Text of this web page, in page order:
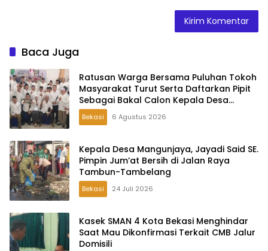
Baca Juga
Ratusan Warga Bersama Puluhan Tokoh
Masyarakat Turut Serta Daftarkan Pipit
Sebagai Bakal Calon Kepala Desa
Lambangsari
Bekasi 6 Agustus 2026
Kepala Desa Mangunjaya, Jayadi Said SE.
Pimpin Jum’at Bersih di Jalan Raya
Tambun-Tambelang
Bekasi 24 Juli 2026
Kasek SMAN 4 Kota Bekasi Menghindar
Saat Mau Dikonfirmasi Terkait CMB Jalur
Domisili